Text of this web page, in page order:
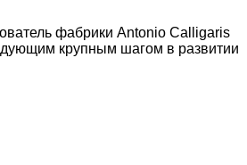
фабрики Antonio Calligaris
крупным шагом в развитии